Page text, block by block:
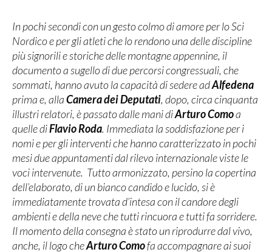
In pochi secondi con un gesto colmo di amore per lo Sci
Nordico e per gli atleti che lo rendono una delle discipline
più signorili e storiche delle montagne appennine, il
documento a sugello di due percorsi congressuali, che
sommati, hanno avuto la capacità di sedere adAlfedena
prima e, allaCamera dei Deputati, dopo, circa cinquanta
illustri relatori, è passato dalle mani diArturo Comoa
quelle diFlavio Roda. Immediata la soddisfazione per i
nomi e per gli interventi che hanno caratterizzato in pochi
mesi due appuntamenti dal rilevo internazionale viste le
voci intervenute. Tutto armonizzato, persino la copertina
dell’elaborato, di un bianco candido e lucido, si è
immediatamente trovata d’intesa con il candore degli
ambienti e della neve che tutti rincuora e tutti fa sorridere.
Il momento della consegna è stato un riprodurre dal vivo,
anche, il logo cheArturo Comofa accompagnare ai suoi